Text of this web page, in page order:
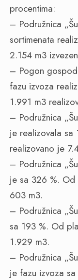
procentima:
– Podružnica
sortimenata
2.154 m3
– Pogon
fazu izvoza
1.991 m3
– Podružnica
je realizovala sa
realizovano je
– Podružnica
je sa 326 %. Od
603 m3.
– Podružnica
sa 193 %. Od
1.929 m3.
– Podružnica
je fazu izvoza